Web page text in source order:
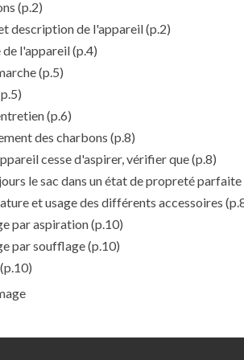
(p.2)
description de l'appareil(p.2)
l'appareil(p.4)
(p.5)
(p.6)
des charbons (p.8)
cesse d'aspirer, vérifier que(p.8)
le sac dans un état de propreté parfaite
et usage des différents accessoires
par aspiration(p.10)
par soufflage(p.10)
(p.10)